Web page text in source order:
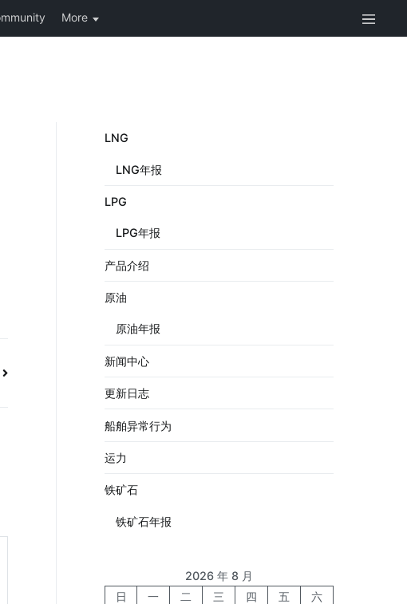
LNG
LNG年报
LPG
LPG年报
产品介绍
原油
原油年报
新闻中心
更新日志
船舶异常行为
运力
铁矿石
铁矿石年报
2026 年 8 月
日
一 二 三 四 五
六